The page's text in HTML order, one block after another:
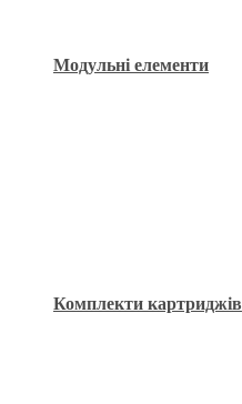
Модульні елементи
Комплекти картриджів